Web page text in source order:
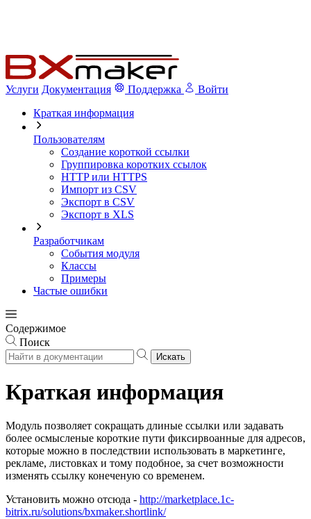
Услуги Документация Поддержка
Войти
Краткая информация
Пользователям
Создание короткой ссылки
Группировка коротких ссылок
HTTP или HTTPS
Импорт из CSV
Экспорт в CSV
Экспорт в XLS
Разработчикам
События модуля
Классы
Примеры
Частые ошибки
Содержимое
Поиск
Искать
Краткая информация
Модуль позволяет сокращать длиные ссылки или задавать
более осмысленые короткие пути фиксирвоанные для адресов,
которые можно в последствии использовать в маркетинге,
рекламе, листовках и тому подобное, за счет возможности
изменять ссылку конеченую со временем.
Установить можно отсюда - http://marketplace.1c-
bitrix.ru/solutions/bxmaker.shortlink/